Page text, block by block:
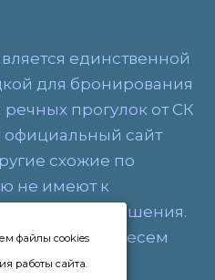
единственной
для бронирования
прогулок от СК
сайт
схожие по
не имеют к
никакого отношения.
услуги мы не несем
файлы cookies
работы сайта.